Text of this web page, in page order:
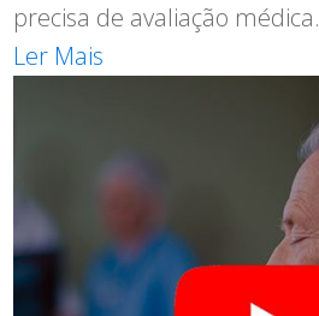
precisa de avaliação médica.
Ler Mais